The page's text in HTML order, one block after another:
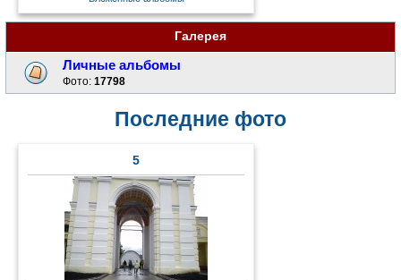
Галерея
Личные альбомы
Фото:17798
Последние фото
5